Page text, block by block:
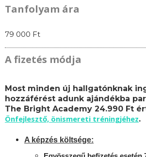
Tanfolyam ára
79 000 Ft
A fizetés módja
Most minden új hallgatónknak
hozzáférést adunk ajándékba
The Bright Academy 24.990 Ft
Önfejlesztő, önismereti tréningjéhez.
A képzés költsége: